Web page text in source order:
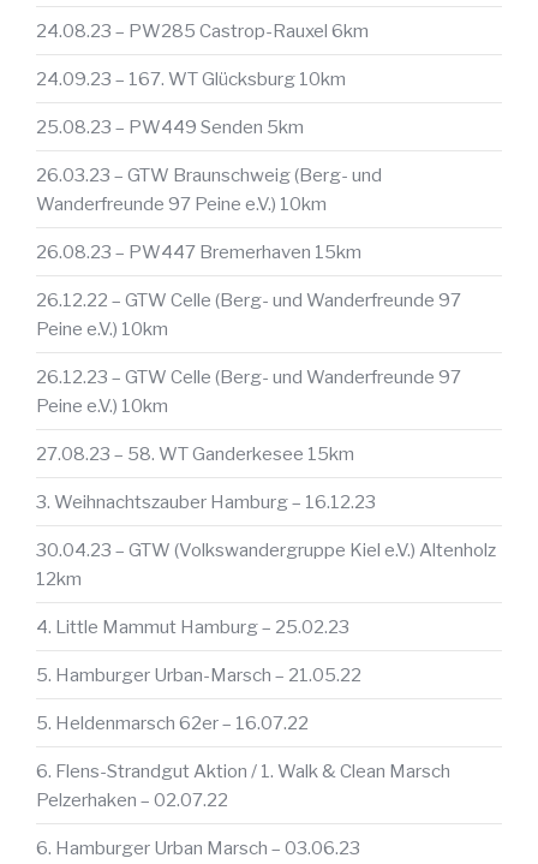
24.08.23 – PW285 Castrop-Rauxel 6km
24.09.23 – 167. WT Glücksburg 10km
25.08.23 – PW449 Senden 5km
26.03.23 – GTW Braunschweig (Berg- und
Wanderfreunde 97 Peine e.V.) 10km
26.08.23 – PW447 Bremerhaven 15km
26.12.22 – GTW Celle (Berg- und Wanderfreunde 97
Peine e.V.) 10km
26.12.23 – GTW Celle (Berg- und Wanderfreunde 97
Peine e.V.) 10km
27.08.23 – 58. WT Ganderkesee 15km
3. Weihnachtszauber Hamburg – 16.12.23
30.04.23 – GTW (Volkswandergruppe Kiel e.V.) Altenholz
12km
4. Little Mammut Hamburg – 25.02.23
5. Hamburger Urban-Marsch – 21.05.22
5. Heldenmarsch 62er – 16.07.22
6. Flens-Strandgut Aktion / 1. Walk & Clean Marsch
Pelzerhaken – 02.07.22
6. Hamburger Urban Marsch – 03.06.23